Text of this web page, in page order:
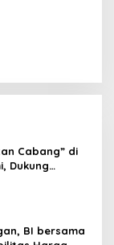
Cabang” di
Dukung
BI bersama